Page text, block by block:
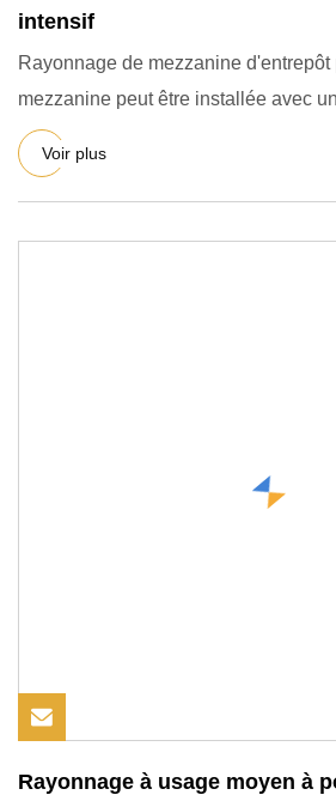
intensif
Rayonnage de mezzanine
mezzanine peut être installée avec
standard : 1,
Voir plus
Rayonnage à usage moyen à